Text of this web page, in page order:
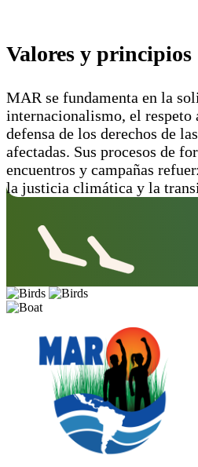
Valores y principios
MAR se fundamenta en la
internacionalismo, el respeto
defensa de los derechos de
afectadas. Sus procesos de
encuentros y campañas
la justicia climática y la